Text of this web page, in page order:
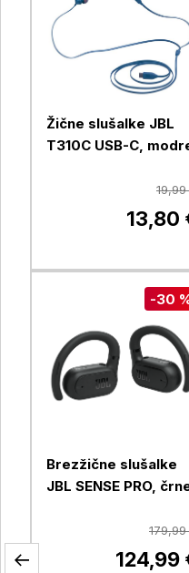
Žične slušalke JBL
T310C USB-C,
13,80
-30
Brezžične slušalke
JBL SENSE PRO,
124,99